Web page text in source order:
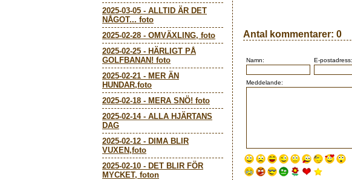
2025-03-05 - ALLTID ÄR DET
NÅGOT... foto
2025-02-28 - OMVÄXLING, foto
2025-02-25 - HÄRLIGT PÅ
GOLFBANAN! foto
2025-02-21 - MER ÄN
HUNDAR,foto
2025-02-18 - MERA SNÖ! foto
2025-02-14- ALLA HJÄRTANS
DAG
2025-02-12 - DIMA BLIR
VUXEN,foto
2025-02-10 - DET BLIR FÖR
MYCKET, foton
Antal kommentarer: 0
Namn: E-postadress:
Meddelande: